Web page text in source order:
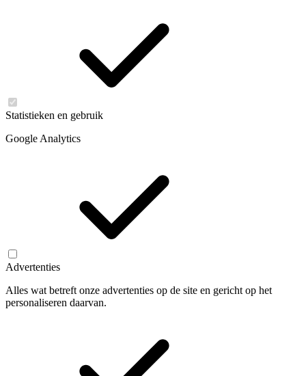
Statistieken en gebruik
Google Analytics
Advertenties
Alles wat betreft onze advertenties op de site en gericht op het
personaliseren daarvan.